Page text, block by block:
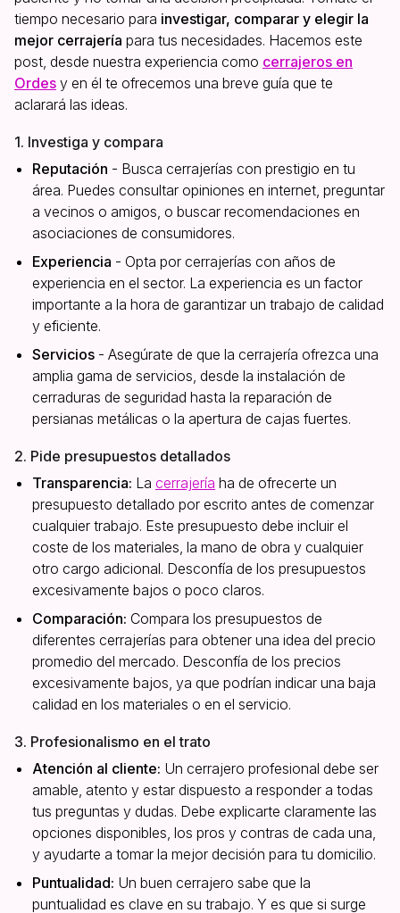
tiempo necesario para investigar, comparar y elegir la
mejor cerrajería para tus necesidades. Hacemos este
post, desde nuestra experiencia como cerrajeros en
Ordes y en él te ofrecemos una breve guía que te
aclarará las ideas.
1. Investiga y compara
Reputación - Busca cerrajerías con prestigio en tu
área. Puedes consultar opiniones en internet, preguntar
a vecinos o amigos, o buscar recomendaciones en
asociaciones de consumidores.
Experiencia - Opta por cerrajerías con años de
experiencia en el sector. La experiencia es un factor
importante a la hora de garantizar un trabajo de calidad
y eficiente.
Servicios - Asegúrate de que la cerrajería ofrezca una
amplia gama de servicios, desde la instalación de
cerraduras de seguridad hasta la reparación de
persianas metálicas o la apertura de cajas fuertes.
2. Pide presupuestos detallados
Transparencia: La cerrajería ha de ofrecerte un
presupuesto detallado por escrito antes de comenzar
cualquier trabajo. Este presupuesto debe incluir el
coste de los materiales, la mano de obra y cualquier
otro cargo adicional. Desconfía de los presupuestos
excesivamente bajos o poco claros.
Comparación: Compara los presupuestos de
diferentes cerrajerías para obtener una idea del precio
promedio del mercado. Desconfía de los precios
excesivamente bajos, ya que podrían indicar una baja
calidad en los materiales o en el servicio.
3. Profesionalismo en el trato
Atención al cliente: Un cerrajero profesional debe ser
amable, atento y estar dispuesto a responder a todas
tus preguntas y dudas. Debe explicarte claramente las
opciones disponibles, los pros y contras de cada una,
y ayudarte a tomar la mejor decisión para tu domicilio.
Puntualidad: Un buen cerrajero sabe que la
puntualidad es clave en su trabajo. Y es que si surge